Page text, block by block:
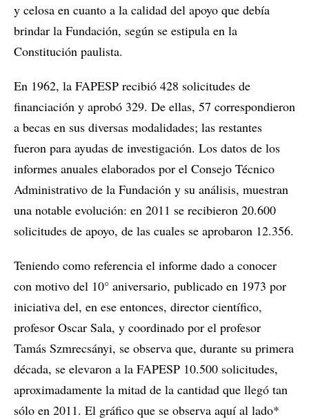
y celosa en cuanto a la calidad del apoyo que debía
brindar la Fundación, según se estipula en la
Constitución paulista.
En 1962, la FAPESP recibió 428 solicitudes de
financiación y aprobó 329. De ellas, 57 correspondieron
a becas en sus diversas modalidades; las restantes
fueron para ayudas de investigación. Los datos de los
informes anuales elaborados por el Consejo Técnico
Administrativo de la Fundación y su análisis, muestran
una notable evolución: en 2011 se recibieron 20.600
solicitudes de apoyo, de las cuales se aprobaron 12.356.
Teniendo como referencia el informe dado a conocer
con motivo del 10° aniversario, publicado en 1973 por
iniciativa del, en ese entonces, director científico,
profesor Oscar Sala, y coordinado por el profesor
Tamás Szmrecsányi, se observa que, durante su primera
década, se elevaron a la FAPESP 10.500 solicitudes,
aproximadamente la mitad de la cantidad que llegó tan
sólo en 2011. El gráfico que se observa aquí al lado*